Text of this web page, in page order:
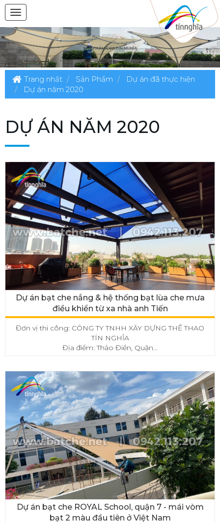
Trang nhất Sản Phẩm
Dự án đã thực hiện
Dự án năm 2020
DỰ ÁN NĂM 2020
Dự án bạt che nắng & hệ thống bạt lùa che mưa
điều khiển từ xa nhà anh Tiến
Đơn vị thi công: CÔNG TY TNHH XÂY DỰNG THỂ THAO
TÍN NGHĨA
Địa điểm: Thảo Điền, Quận...
Dự án bạt che ROYAL School, quận 7 - mái vòm
bạt 2 màu đầu tiên ở Việt Nam